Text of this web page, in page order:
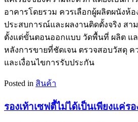
อาคารโดยรวม ควรเลือกผู้ผลิตผนังห้อ
ประสบการณ์และผลงานติดตั้งจริง สา
ตั้งแต่ขั้นตอนออกแบบ วัดพื้นที่ ผลิต แ
หลังการขายที่ชัดเจน ตรวจสอบวัสดุ
และเงื่อนไขการรับประกัน
Posted in สินค้า
รองเท้าเซฟตี้ไม่ได้เป็นเพียงแค่ร